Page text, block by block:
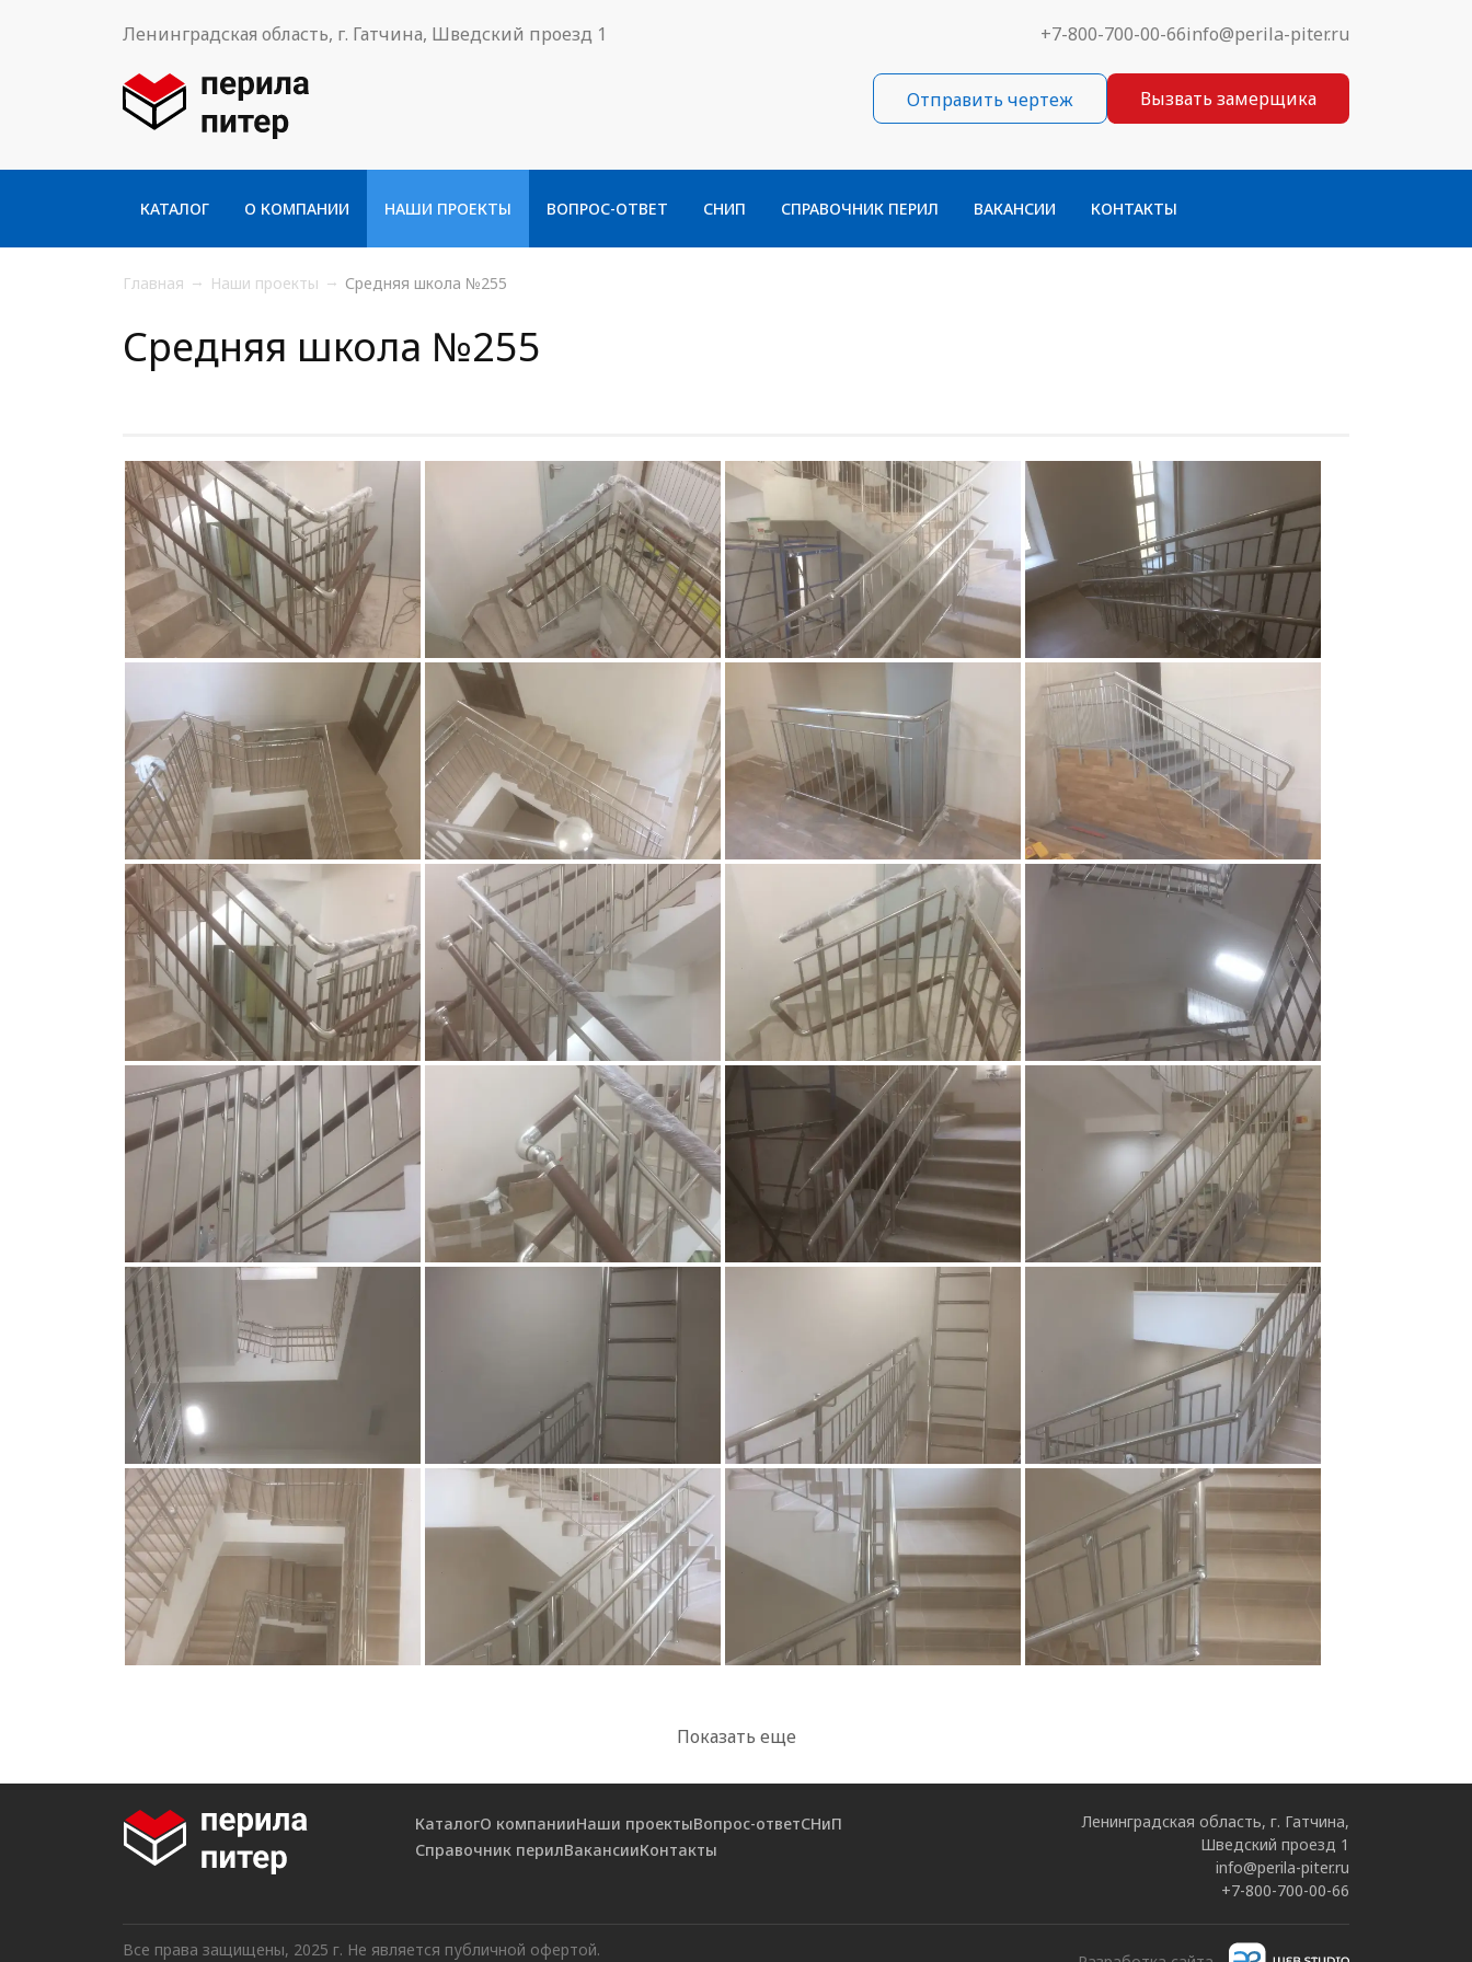
Ленинградская область, г. Гатчина, Шведский проезд 1 +7-800-700-00-66info@perila-piter.ru
Отправить чертеж Вызвать замерщика
КАТАЛОГ О КОМПАНИИ НАШИ ПРОЕКТЫ ВОПРОС-ОТВЕТ СНИП СПРАВОЧНИК ПЕРИЛ ВАКАНСИИ КОНТАКТЫ
Главная Наши проекты Средняя школа №255
Средняя школа №255
Показать еще
КаталогО компанииНаши проектыВопрос-ответСНиП
Справочник перилВакансииКонтакты
Ленинградская область, г. Гатчина,
Шведский проезд 1
info@perila-piter.ru
+7-800-700-00-66
Все права защищены, 2025 г. Не является публичной офертой.